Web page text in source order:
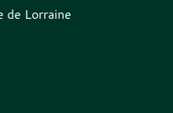
de Lorraine